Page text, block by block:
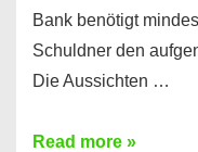
Bank benötigt
Schuldner den
Die Aussichten …
Mit
Read more »